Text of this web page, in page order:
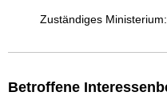
Zuständiges Ministerium:
Betroffene